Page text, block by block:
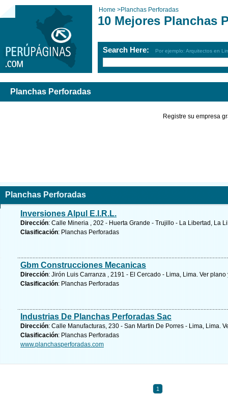
Home >Planchas Perforadas
10 Mejores Planchas
Search Here: Por ejemplo: Arquitectos en
Planchas Perforadas
Registre su empresa
Planchas Perforadas
Inversiones Alpul E.I.R.L.
Dirección: Calle Mineria , 202 - Huerta Grande - Trujillo - La Libertad, La
Clasificación: Planchas Perforadas
Gbm Construcciones Mecanicas
Dirección: Jirón Luis Carranza , 2191 - El Cercado - Lima, Lima. Ver plano
Clasificación: Planchas Perforadas
Industrias De Planchas Perforadas Sac
Dirección: Calle Manufacturas, 230 - San Martin De Porres - Lima, Lima.
Clasificación: Planchas Perforadas
www.planchasperforadas.com
1